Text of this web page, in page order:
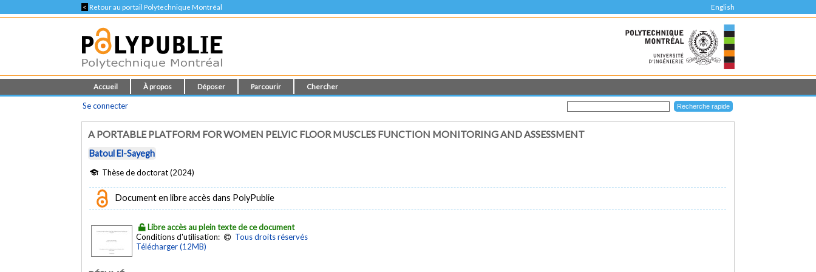
< Retour au portail Polytechnique Montréal English
Accueil À propos Déposer Parcourir Chercher
Se connecter
A PORTABLE PLATFORM FOR WOMEN PELVIC FLOOR MUSCLES FUNCTION MONITORING AND ASSESSMENT
Batoul El-Sayegh
Thèse de doctorat (2024)
Document en libre accès dans PolyPublie
Libre accès au plein texte de ce document
Conditions d'utilisation:
Tous droits réservés
Télécharger (12MB)